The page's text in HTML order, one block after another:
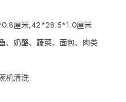
厘米,42*28.5*1.0厘米
、奶酪、蔬菜、面包、肉类
机清洗